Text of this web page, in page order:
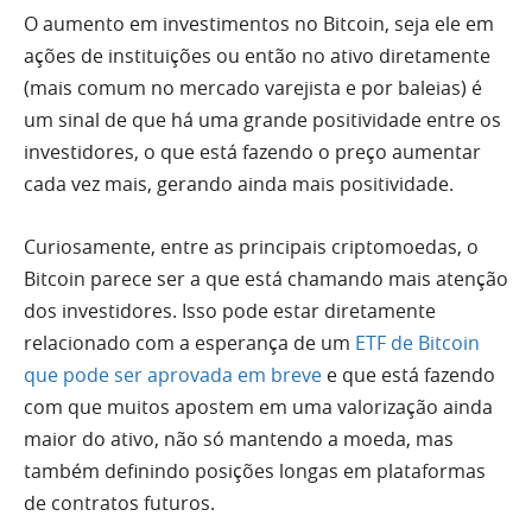
O aumento em investimentos no Bitcoin, seja ele em
ações de instituições ou então no ativo diretamente
(mais comum no mercado varejista e por baleias) é
um sinal de que há uma grande positividade entre os
investidores, o que está fazendo o preço aumentar
cada vez mais, gerando ainda mais positividade.
Curiosamente, entre as principais criptomoedas, o
Bitcoin parece ser a que está chamando mais atenção
dos investidores. Isso pode estar diretamente
relacionado com a esperança de um ETF de Bitcoin
que pode ser aprovada em breve e que está fazendo
com que muitos apostem em uma valorização ainda
maior do ativo, não só mantendo a moeda, mas
também definindo posições longas em plataformas
de contratos futuros.